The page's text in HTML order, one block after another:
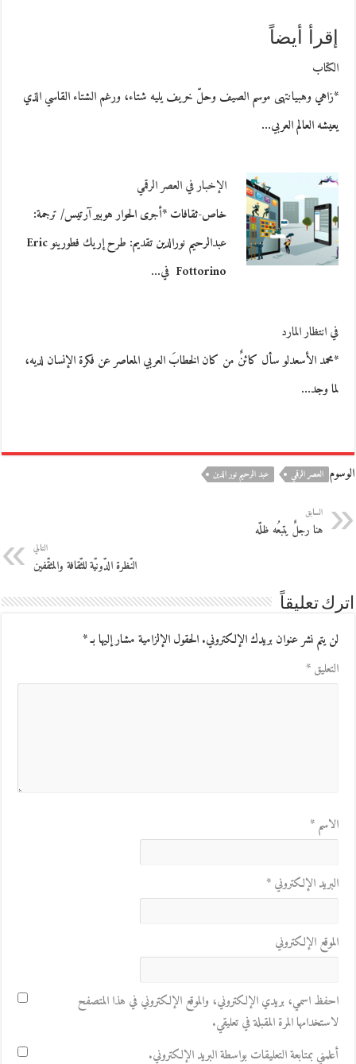
إقرأ أيضاً
الكتاب
*زاهي وهبيانتهى موسم الصيف وحلّ خريف يليه شتاء، ورغم الشتاء القاسي الذي
يعيشه العالم العربي…
الإخبار في العصر الرقمي
خاص-ثقافات *أجرى الحوار هوبير آرتيس/ ترجمة:
عبدالرحيم نورالدين تقديم: طرح إريك فطورينو Eric
Fottorino في…
في انتظار المارد
*محمد الأسعدلو سأل كائنٌ من كان الخطابَ العربي المعاصر عن فكرة الإنسان لديه،
لما وجد…
الوسوم العصر الرقمي عبد الرحيم نور الدين
السابق
هنا رجلٌ يتبعُه ظلّه
التالي
النّظرة الدّونيّة للثّقافة والمثقّفين
اترك تعليقاً
لن يتم نشر عنوان بريدك الإلكتروني.الحقول الإلزامية مشار إليها بـ*
التعليق*
الاسم*
البريد الإلكتروني*
الموقع الإلكتروني
احفظ اسمي، بريدي الإلكتروني، والموقع الإلكتروني في هذا المتصفح
لاستخدامها المرة المقبلة في تعليقي.
أعلمني بمتابعة التعليقات بواسطة البريد الإلكتروني.